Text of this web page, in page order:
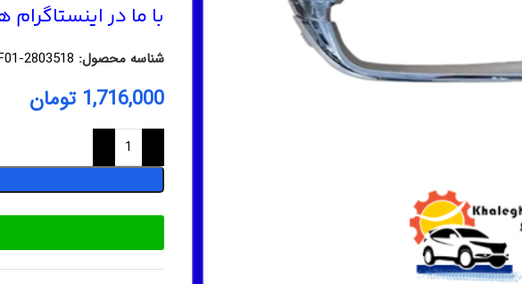
با ما در
شناسه محصول: 2803518
1,716,000 تومان